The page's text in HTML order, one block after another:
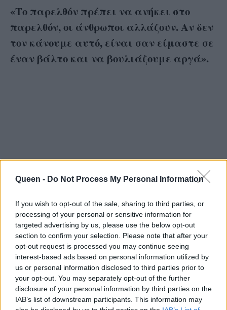
Queen - Do Not Process My Personal Information
If you wish to opt-out of the sale, sharing to third parties, or
processing of your personal or sensitive information for
targeted advertising by us, please use the below opt-out
section to confirm your selection. Please note that after your
opt-out request is processed you may continue seeing
interest-based ads based on personal information utilized by
us or personal information disclosed to third parties prior to
your opt-out. You may separately opt-out of the further
disclosure of your personal information by third parties on the
IAB’s list of downstream participants. This information may
«Το παρελθόν πρέπει να ανήκει στο
παρελθόν, οι άνθρωποι αλλάζουν. Αν δεν
τον κάνουμε αυτό, είναι σαν είμαστε σε
έναν βάλτο και να βουλιάζουμε αργά».
Ο Βλάσσης Σταθοκωστόπουλος είχε γενέθλια
& η Κωνσταντίνα Σπυροπούλου του ετοίμασε